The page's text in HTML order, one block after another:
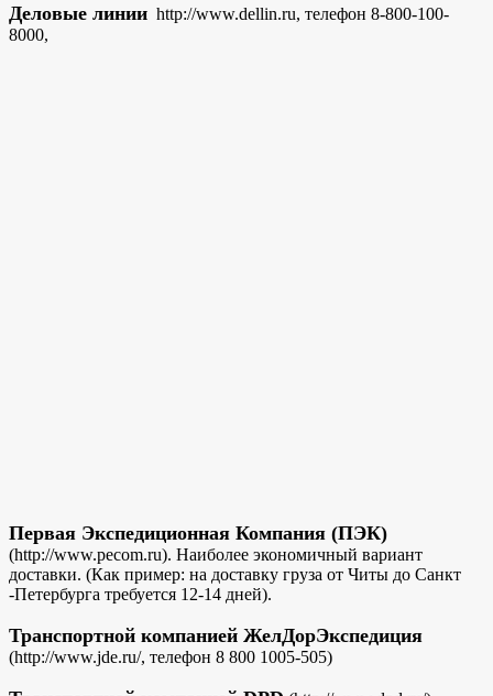
Деловые линии http://www.dellin.ru, телефон 8-800-100-
8000,
Первая Экспедиционная Компания (ПЭК)
(http://www.pecom.ru). Наиболее экономичный вариант
доставки. (Как пример: на доставку груза от Читы до Санкт
-Петербурга требуется 12-14 дней).
Транспортной компанией ЖелДорЭкспедиция
(http://www.jde.ru/, телефон 8 800 1005-505)